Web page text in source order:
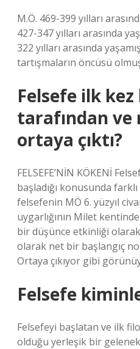
M.Ö. 469-399 yılları
427-347 yılları arasında
322 yılları arasında
tartışmaların öncüsü
Felsefe ilk
tarafından ve
ortaya çıktı?
FELSEFE’NİN KÖKENİ
başladığı konusunda
felsefenin MÖ 6. yüzyıl
uygarlığının Milet
bir düşünce etkinliği olarak
olarak net bir başlangıç
Ortaya çıkıyor gibi
Felsefe
Felsefeyi başlatan ve ilk
olduğu yerleşik bir